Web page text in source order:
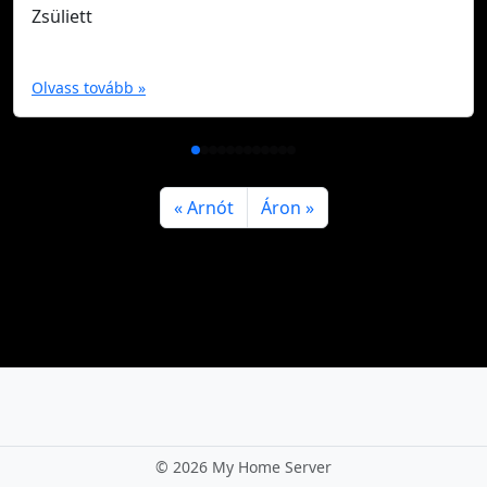
Zsüliett
Olvass tovább »
Arnót Áron
© 2026 My Home Server